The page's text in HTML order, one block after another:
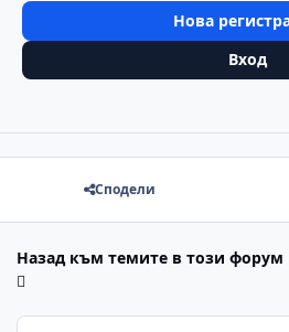
Нова
Вход
Сподели
Назад към темите в този форум